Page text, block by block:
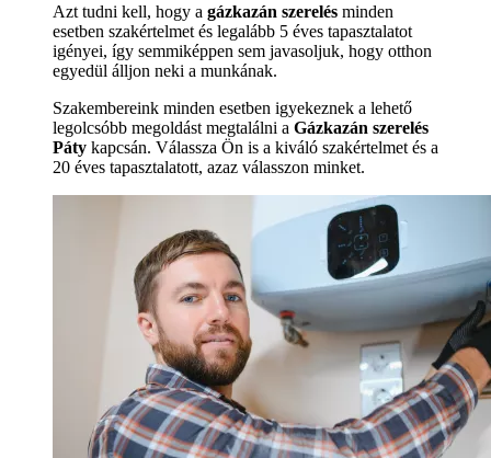
Azt tudni kell, hogy a gázkazán szerelés minden
esetben szakértelmet és legalább 5 éves tapasztalatot
igényei, így semmiképpen sem javasoljuk, hogy otthon
egyedül álljon neki a munkának.
Szakembereink minden esetben igyekeznek a lehető
legolcsóbb megoldást megtalálni a Gázkazán szerelés
Páty kapcsán. Válassza Ön is a kiváló szakértelmet és a
20 éves tapasztalatott, azaz válasszon minket.